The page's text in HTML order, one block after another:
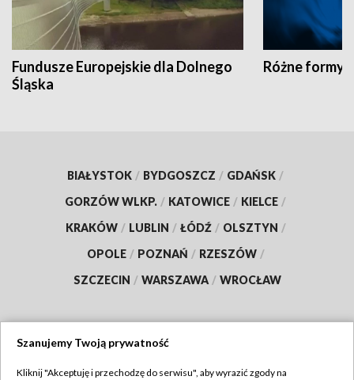
Fundusze Europejskie dla Dolnego
Śląska
Różne formy
BIAŁYSTOK / BYDGOSZCZ / GDAŃSK /
GORZÓW WLKP. / KATOWICE / KIELCE /
KRAKÓW / LUBLIN / ŁÓDŹ / OLSZTYN /
OPOLE / POZNAŃ / RZESZÓW /
SZCZECIN / WARSZAWA / WROCŁAW
Szanujemy Twoją prywatność
Kliknij "Akceptuję i przechodzę do serwisu", aby wyrazić zgody na